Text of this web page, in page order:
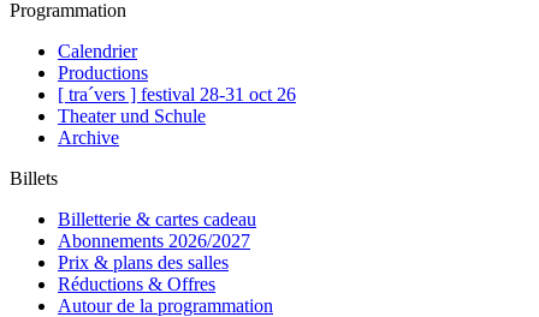
Programmation
Calendrier
Productions
[ tra´vers ] festival 28-31 oct 26
Theater und Schule
Archive
Billets
Billetterie & cartes cadeau
Abonnements 2026/2027
Prix & plans des salles
Réductions & Offres
Autour de la programmation